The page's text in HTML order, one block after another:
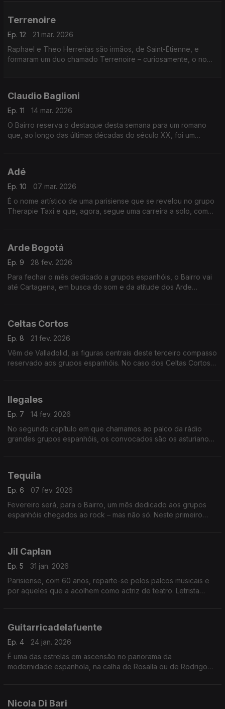
Terrenoire
Ep. 12
21 mar. 2026
Raphael e Theo Herrerías são irmãos, de Saint-Étienne, e
formaram um duo chamado Terrenoire – curiosamente, o nome
Claudio Baglioni
Ep. 11
14 mar. 2026
O Bairro reserva o destaque desta semana para um romano
que, ao longo das últimas décadas do século XX, foi um
Adé
Ep. 10
07 mar. 2026
É o nome artístico de uma parisiense que se revelou no grupo
Therapie Taxi e que, agora, segue uma carreira a solo, com
Arde Bogotá
Ep. 9
28 fev. 2026
Para fechar o mês dedicado a grupos espanhóis, o Bairro vai
até Cartagena, em busca do som e da atitude dos Arde
Celtas Cortos
Ep. 8
21 fev. 2026
Vêm de Valladolid, as figuras centrais deste terceiro compasso
reservado aos grupos espanhóis. No caso dos Celtas Cortos,
Ilegales
Ep. 7
14 fev. 2026
No segundo capítulo em que chamamos ao palco da rádio
grandes grupos espanhóis, os convocados são os asturianos
Tequila
Ep. 6
07 fev. 2026
Fevereiro será, para o Bairro, um mês dedicado aos grupos
espanhóis chegados ao rock – mas não só. Neste primeiro
Jil Caplan
Ep. 5
31 jan. 2026
Parisiense, com 60 anos, reparte-se pelos palcos musicais e
por aqueles que a acolhem como actriz de teatro. Letrista
Guitarricadelafuente
Ep. 4
24 jan. 2026
É uma das estrelas em ascensão no panorama da
modernidade espanhola, na calha de Rosalía ou de Rodrigo
Nicola Di Bari